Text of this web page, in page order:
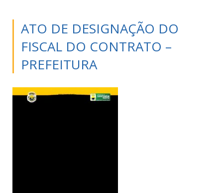
ATO DE DESIGNAÇÃO DO
FISCAL DO CONTRATO –
PREFEITURA